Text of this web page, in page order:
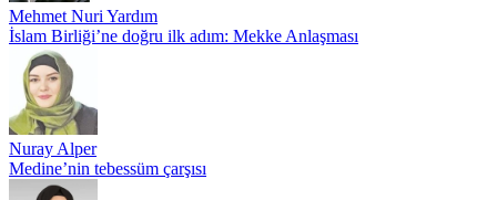
Mehmet Nuri Yardım
İslam Birliği’ne doğru ilk adım: Mekke Anlaşması
Nuray Alper
Medine’nin tebessüm çarşısı